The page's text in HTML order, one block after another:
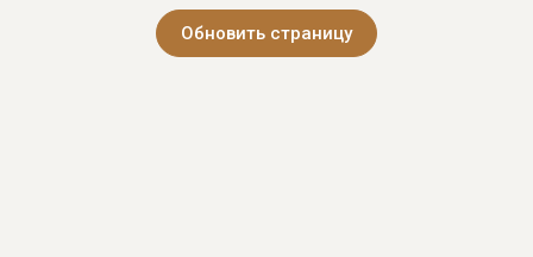
Обновить страницу